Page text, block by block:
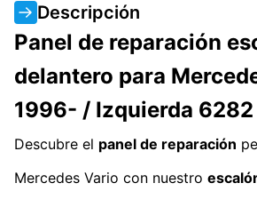
Descripción
Panel de reparación
delantero para
1996- / Izquierda 6282
Descubre el panel de reparación
Mercedes Vario con nuestro